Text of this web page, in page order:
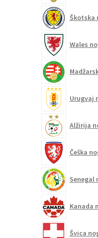
Škotska
Wales
Urugvaj
Alžirija
Češka
Senegal
Kanada
Švica